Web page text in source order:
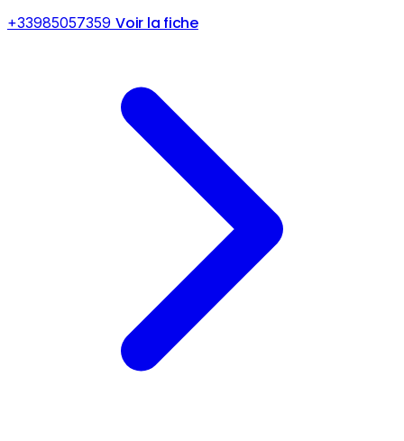
+33985057359 Voir la fiche